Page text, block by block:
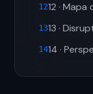
1212 ·
1313 ·
1414 ·